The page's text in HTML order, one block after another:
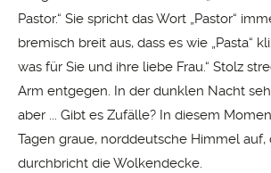
Pastor.“ Sie spricht das Wort „Pastor“
bremisch breit aus, dass es wie „Pasta“
was für Sie und ihre liebe Frau.“ Stolz
Arm entgegen. In der dunklen Nacht
aber ... Gibt es Zufälle? In diesem
Tagen graue, norddeutsche Himmel auf,
durchbricht die Wolkendecke.